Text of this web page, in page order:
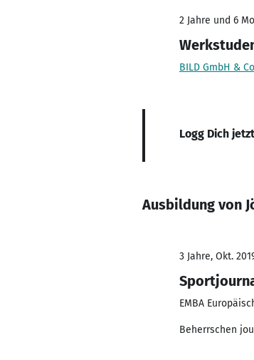
2 Jahre und 6
BILD GmbH &
Logg Dich
Ausbildung von
3 Jahre, Okt.
EMBA
Beherrschen